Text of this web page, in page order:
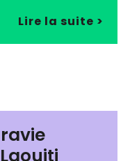
Lire la suite >
ravie